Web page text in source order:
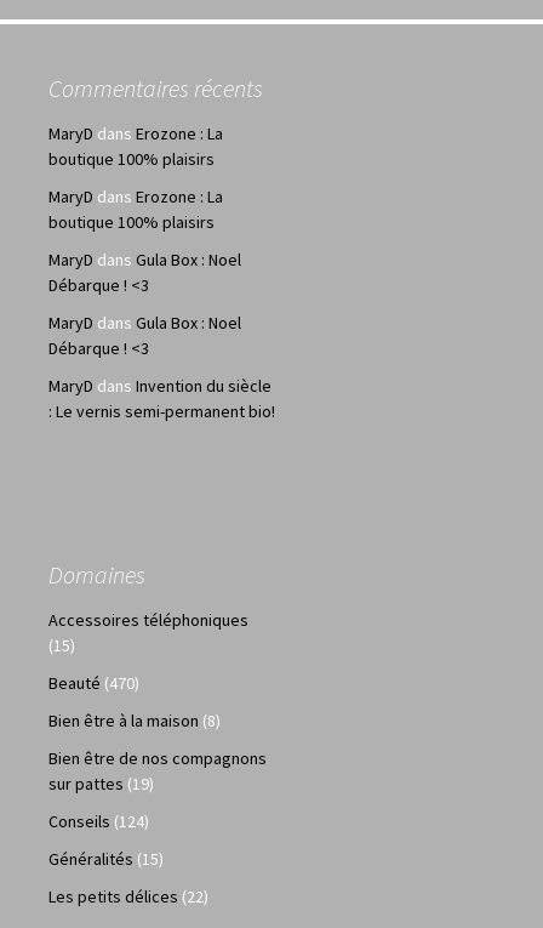
Commentaires récents
MaryD dans Erozone : La
boutique 100% plaisirs
MaryD dans Erozone : La
boutique 100% plaisirs
MaryD dans Gula Box : Noel
Débarque ! <3
MaryD dans Gula Box : Noel
Débarque ! <3
MaryD dans Invention du siècle
: Le vernis semi-permanent bio!
Domaines
Accessoires téléphoniques
(15)
Beauté (470)
Bien être à la maison (8)
Bien être de nos compagnons
sur pattes (19)
Conseils (124)
Généralités (15)
Les petits délices (22)